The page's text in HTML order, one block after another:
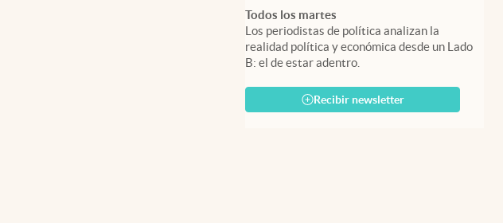
Todos los martes
Los periodistas de política analizan la
realidad política y económica desde un Lado
B: el de estar adentro.
Recibir newsletter